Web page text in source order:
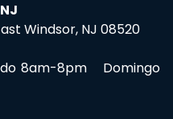
Windsor, NJ 08520
8am-8pm Domingo